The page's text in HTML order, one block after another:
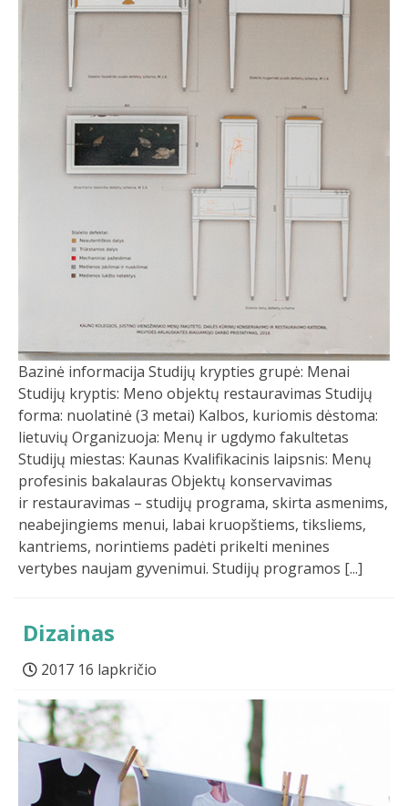
Bazinė informacija Studijų krypties grupė: Menai
Studijų kryptis: Meno objektų restauravimas Studijų
forma: nuolatinė (3 metai) Kalbos, kuriomis dėstoma:
lietuvių Organizuoja: Menų ir ugdymo fakultetas
Studijų miestas: Kaunas Kvalifikacinis laipsnis: Menų
profesinis bakalauras Objektų konservavimas
ir restauravimas – studijų programa, skirta asmenims,
neabejingiems menui, labai kruopštiems, tiksliems,
kantriems, norintiems padėti prikelti menines
vertybes naujam gyvenimui. Studijų programos [...]
Dizainas
2017 16 lapkričio